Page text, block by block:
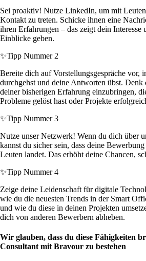
Sei proaktiv! Nutze LinkedIn, um mit
Kontakt zu treten. Schicke ihnen eine
ihren Erfahrungen – das zeigt dein
Einblicke geben.
✨Tipp Nummer 2
Bereite dich auf Vorstellungsgespräche vor,
durchgehst und deine Antworten übst. Denk
deiner bisherigen Erfahrung einzubringen,
Probleme gelöst hast oder Projekte
✨Tipp Nummer 3
Nutze unser Netzwerk! Wenn du dich über
kannst du sicher sein, dass deine
Leuten landet. Das erhöht deine Chancen,
✨Tipp Nummer 4
Zeige deine Leidenschaft für digitale
wie du die neuesten Trends in der Smart
und wie du diese in deinen Projekten
dich von anderen Bewerbern abheben.
Wir glauben, dass du diese Fähigkeiten
Consultant mit Bravour zu bestehen